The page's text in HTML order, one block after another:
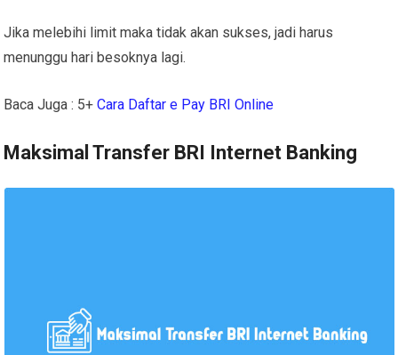
Jika melebihi limit maka tidak akan sukses, jadi harus
menunggu hari besoknya lagi.
Baca Juga : 5+Cara Daftar e Pay BRI Online
Maksimal Transfer BRI Internet Banking